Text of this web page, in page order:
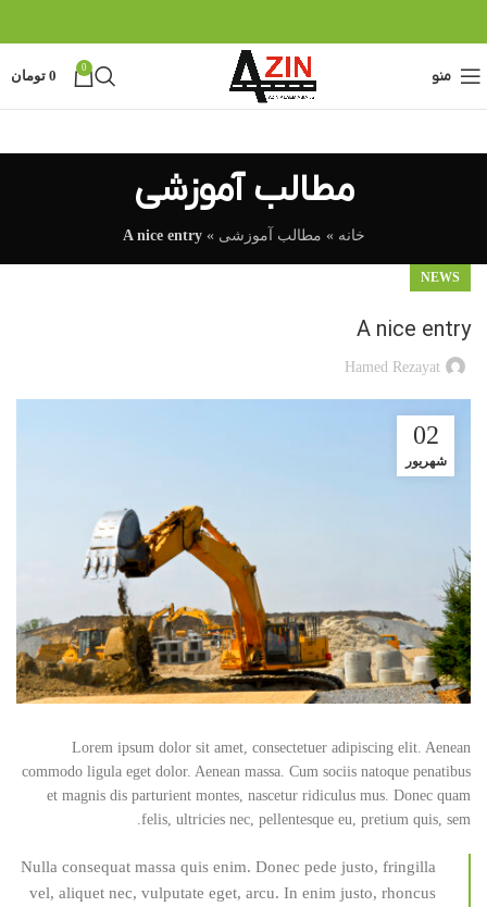
منو 0
0 تومان
مطالب آموزشی
خانه » مطالب آموزشی »
A nice entry
NEWS
A nice entry
Hamed Rezayat
02
شهریور
Lorem ipsum dolor sit amet, consectetuer adipiscing elit. Aenean
commodo ligula eget dolor. Aenean massa. Cum sociis natoque penatibus
et magnis dis parturient montes, nascetur ridiculus mus. Donec quam
felis, ultricies nec, pellentesque eu, pretium quis, sem.
Nulla consequat massa quis enim. Donec pede justo, fringilla
vel, aliquet nec, vulputate eget, arcu. In enim justo, rhoncus